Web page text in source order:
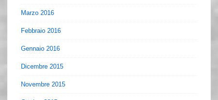
Marzo 2016
Febbraio 2016
Gennaio 2016
Dicembre 2015
Novembre 2015